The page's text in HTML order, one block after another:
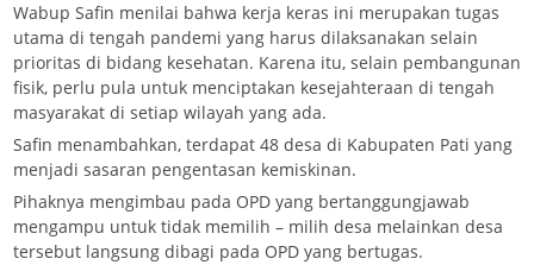
Wabup Safin menilai bahwa kerja keras ini merupakan tugas
utama di tengah pandemi yang harus dilaksanakan selain
prioritas di bidang kesehatan. Karena itu, selain pembangunan
fisik, perlu pula untuk menciptakan kesejahteraan di tengah
masyarakat di setiap wilayah yang ada.
Safin menambahkan, terdapat 48 desa di Kabupaten Pati yang
menjadi sasaran pengentasan kemiskinan.
Pihaknya mengimbau pada OPD yang bertanggungjawab
mengampu untuk tidak memilih – milih desa melainkan desa
tersebut langsung dibagi pada OPD yang bertugas.